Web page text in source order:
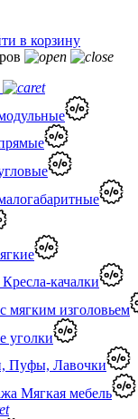
в корзину
качалки
мягким изголовьем
уголки
Пуфы, Лавочки
Мягкая мебель